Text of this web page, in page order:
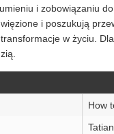
i zobowiązaniu
i poszukują
w życiu.
How